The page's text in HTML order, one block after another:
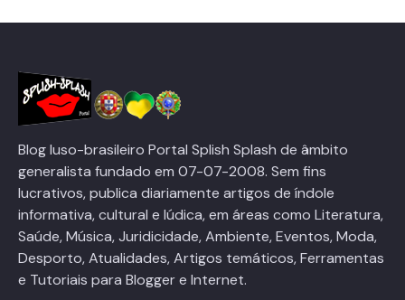
Youtube
Blog luso-brasileiro Portal Splish Splash de âmbito
generalista fundado em 07-07-2008. Sem fins
lucrativos, publica diariamente artigos de índole
informativa, cultural e lúdica, em áreas como Literatura,
Saúde, Música, Juridicidade, Ambiente, Eventos, Moda,
Desporto, Atualidades, Artigos temáticos, Ferramentas
e Tutoriais para Blogger e Internet.